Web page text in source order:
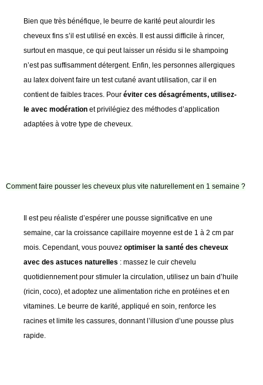
Bien que très bénéfique, le beurre de karité peut alourdir les
cheveux fins s’il est utilisé en excès. Il est aussi difficile à rincer,
surtout en masque, ce qui peut laisser un résidu si le shampoing
n’est pas suffisamment détergent. Enfin, les personnes allergiques
au latex doivent faire un test cutané avant utilisation, car il en
contient de faibles traces. Pour éviter ces désagréments, utilisez-
le avec modération et privilégiez des méthodes d’application
adaptées à votre type de cheveux.
Comment faire pousser les cheveux plus vite naturellement en 1 semaine ?
Il est peu réaliste d’espérer une pousse significative en une
semaine, car la croissance capillaire moyenne est de 1 à 2 cm par
mois. Cependant, vous pouvez optimiser la santé des cheveux
avec des astuces naturelles : massez le cuir chevelu
quotidiennement pour stimuler la circulation, utilisez un bain d’huile
(ricin, coco), et adoptez une alimentation riche en protéines et en
vitamines. Le beurre de karité, appliqué en soin, renforce les
racines et limite les cassures, donnant l’illusion d’une pousse plus
rapide.